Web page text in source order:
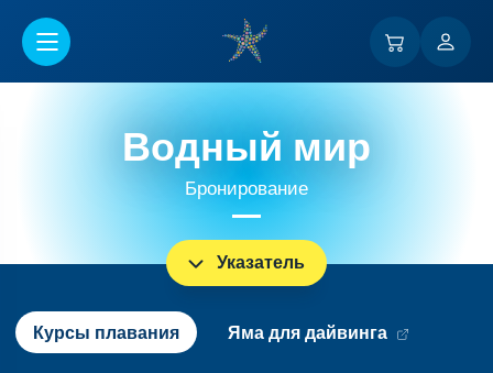
Водный мир
Бронирование
Указатель
Курсы плавания Яма для дайвинга